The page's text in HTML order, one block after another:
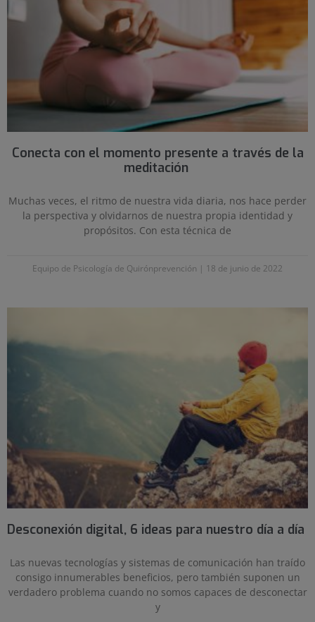
Conecta con el momento presente a través de la
meditación
Equipo de Psicología de Quirónprevención 18 de junio de 2022
Muchas veces, el ritmo de nuestra vida diaria, nos hace perder
la perspectiva y olvidarnos de nuestra propia identidad y
propósitos. Con esta técnica de
Desconexión digital, 6 ideas para nuestro día a día
Las nuevas tecnologías y sistemas de comunicación han traído
consigo innumerables beneficios, pero también suponen un
verdadero problema cuando no somos capaces de desconectar
y